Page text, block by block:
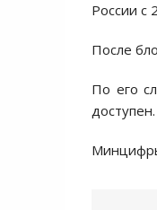
России с
После
По его
доступен.